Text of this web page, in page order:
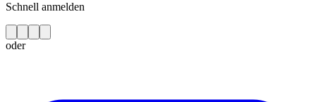
Schnell anmelden
oder